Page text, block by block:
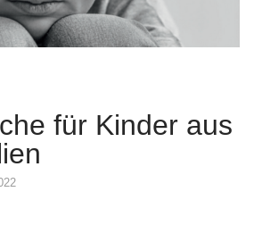
für Kinder aus